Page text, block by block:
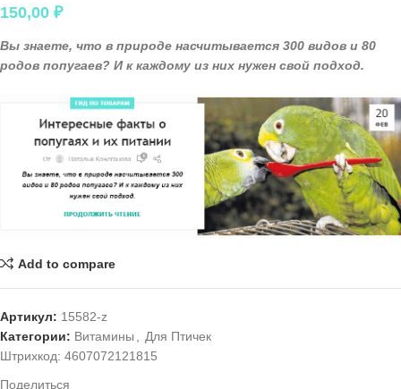
150,00 ₽
Вы знаете, что в природе насчитывается 300 видов и 80
родов попугаев? И к каждому из них нужен свой подход.
Add to compare
Артикул: 15582-z
Категории: Витамины , Для Птичек
Штрихкод: 4607072121815
Поделиться